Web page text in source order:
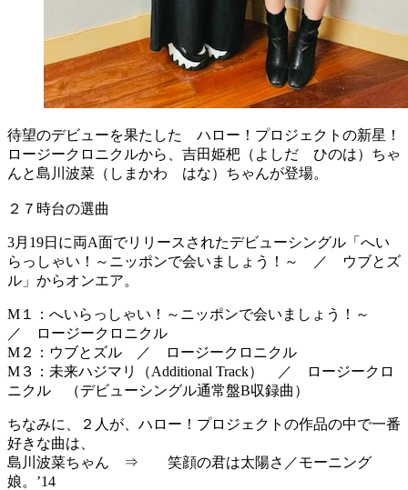
待望のデビューを果たした ハロー！プロジェクトの新星！
ロージークロニクルから、吉田姫杷（よしだ ひのは）ちゃ
んと島川波菜（しまかわ はな）ちゃんが登場。
２７時台の選曲
3月19日に両A面でリリースされたデビューシングル「へい
らっしゃい！～ニッポンで会いましょう！～ ／ ウブとズ
ル」からオンエア。
M１：へいらっしゃい！～ニッポンで会いましょう！～
／ ロージークロニクル
M２：ウブとズル ／ ロージークロニクル
M３：未来ハジマリ（Additional Track） ／ ロージークロ
ニクル （デビューシングル通常盤B収録曲）
ちなみに、２人が、ハロー！プロジェクトの作品の中で一番
好きな曲は、
島川波菜ちゃん ⇒ 笑顔の君は太陽さ／モーニング
娘。’14